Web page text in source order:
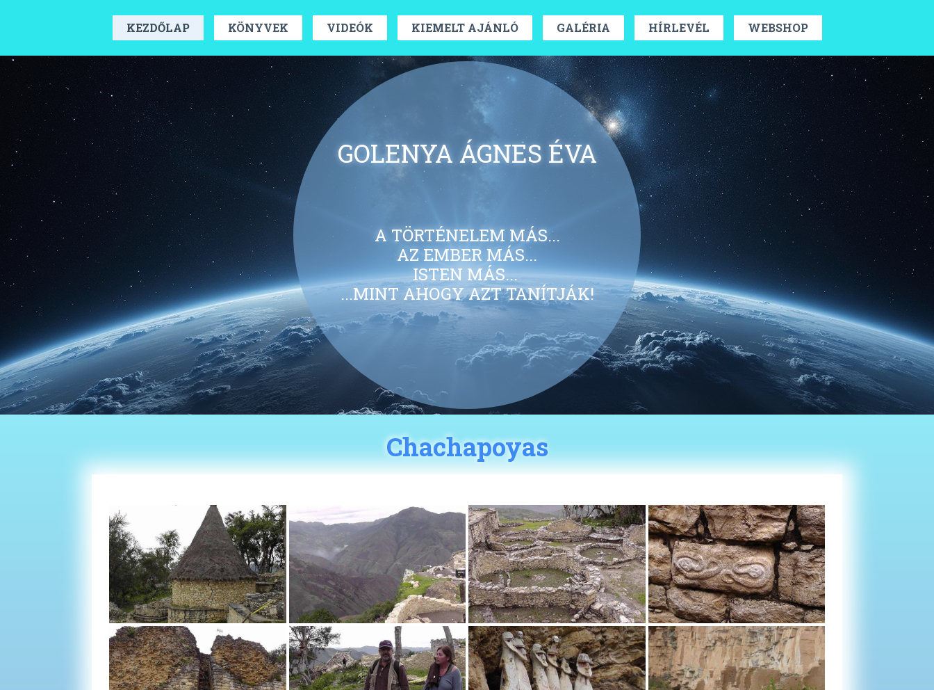
KEZDŐLAP KÖNYVEK VIDEÓK KIEMELT AJÁNLÓ GALÉRIA HÍRLEVÉL WEBSHOP
GOLENYA ÁGNES ÉVA
A TÖRTÉNELEM MÁS...
AZ EMBER MÁS...
ISTEN MÁS...
...MINT AHOGY AZT TANÍTJÁK!
Chachapoyas